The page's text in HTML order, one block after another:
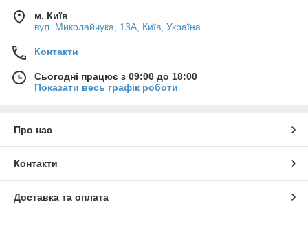
м. Київ
вул. Миколайчука, 13А, Київ, Україна
Контакти
Сьогодні працює з 09:00 до 18:00
Показати весь графік роботи
Про нас
Контакти
Доставка та оплата